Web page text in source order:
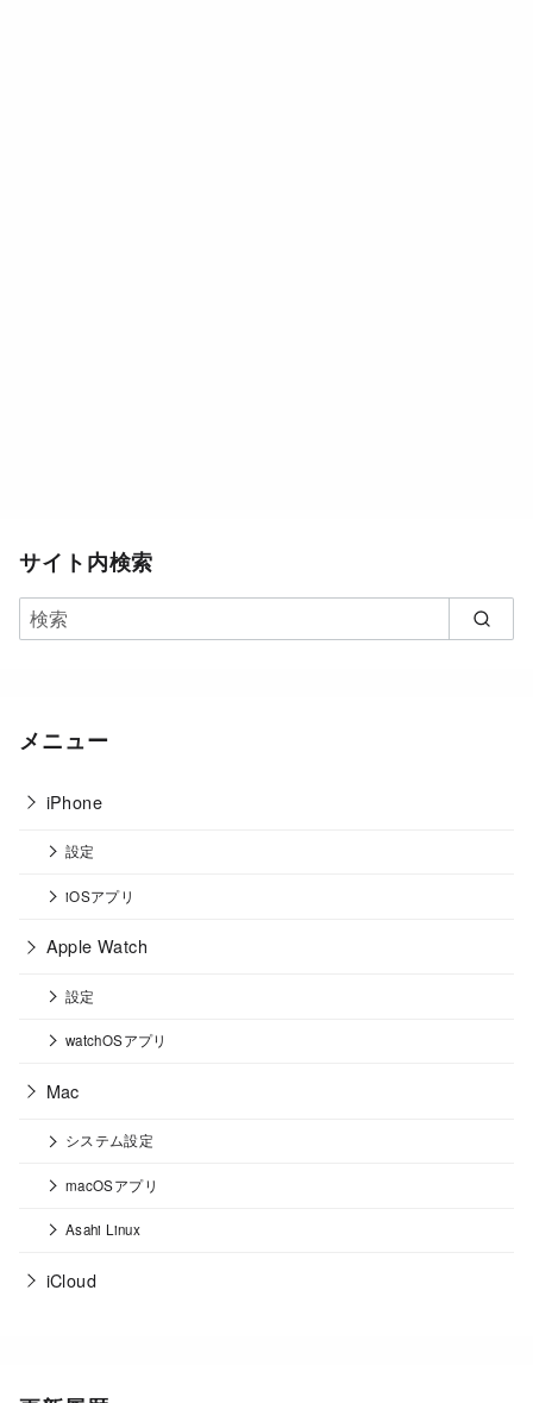
サイト内検索
メニュー
iPhone
設定
iOSアプリ
Apple Watch
設定
watchOSアプリ
Mac
システム設定
macOSアプリ
Asahi Linux
iCloud